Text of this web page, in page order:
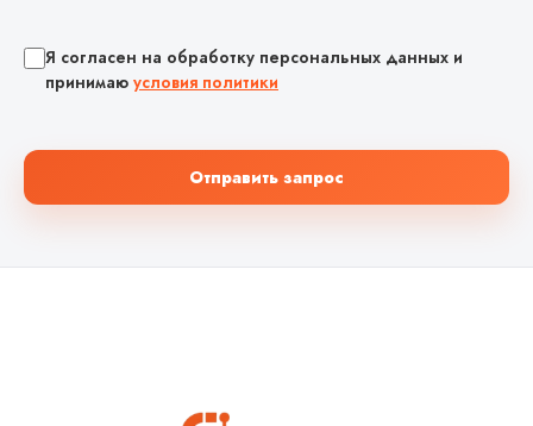
Я согласен на обработку персональных данных и
принимаю условия политики
Отправить запрос